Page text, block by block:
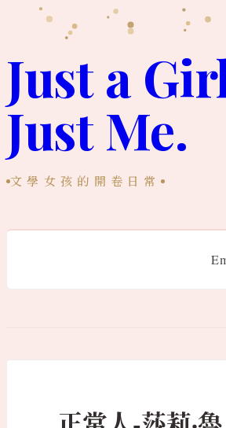
要
內
容
Just a
Just Me.
文學女孩的開卷日常